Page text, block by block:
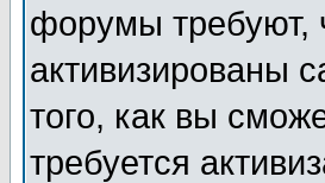
форумы требуют,
активизированы
того, как вы
требуется